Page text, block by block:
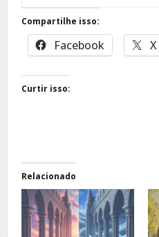
Compartilhe isso:
Facebook X
Curtir isso:
Relacionado